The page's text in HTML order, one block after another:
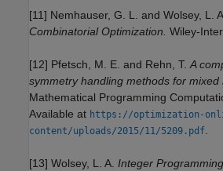
[11] Nemhauser, G. L. and Wolsey, L.
Combinatorial Optimization. Wiley-
[12] Pfetsch, M. E. and Rehn, T.A
symmetry handling methods for mixed
Mathematical Programming
Available at https://optimization-
content/uploads/2015/11/5209.pdf.
[13] Wolsey, L. A. Integer